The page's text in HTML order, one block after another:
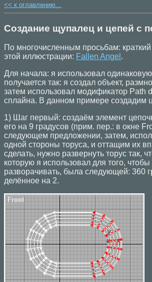
<< к оглавлению...
Создание щупалец и цепей с
По многочисленным просьбам: краткий
этой иллюстрации: Fallen Angel .
Для начала: я использовал
получается так: я создал объект,
затем использовал модификатор Path
сплайна. В данном примере создадим
1) Шаг первый: создаём элемент
его на 9 градусов (прим. пер.: в окне
следующем предложении, затем,
одной стороны торуса, и оттащим их
сделать, нужно развернуть торус так,
которую я использовал для того,
разворачивать, была следующей: 360
делённое на 2.